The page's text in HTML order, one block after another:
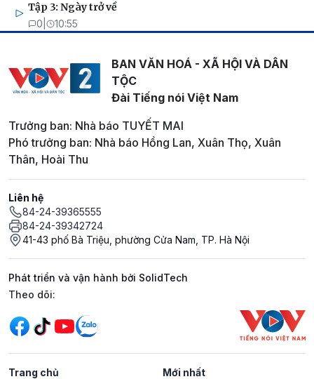
Tập 3: Ngày trở về
0 10:55
BAN VĂN HOÁ - XÃ HỘI VÀ DÂN
TỘC
Đài Tiếng nói Việt Nam
Trưởng ban: Nhà báo TUYẾT MAI
Phó trưởng ban: Nhà báo Hồng Lan, Xuân Thọ, Xuân
Thân, Hoài Thu
Liên hệ
84-24-39365555
84-24-39342724
41-43 phố Bà Triệu, phường Cửa Nam, TP. Hà Nội
Phát triển và vận hành bởi SolidTech
Mạng xã hội
Theo dõi:
Trang chủ Mới nhất